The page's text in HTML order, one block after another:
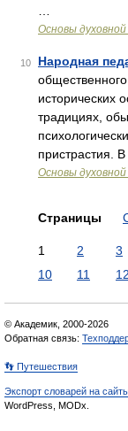
Основы
10 Народная
исторических
традициях,
пристрастия.
Основы
Страницы
1 2 3
10
11 12
© Академик, 2000-2026
Обратная связь:
👣 Путешествия
Экспорт словарей на
WordPress, MODx.